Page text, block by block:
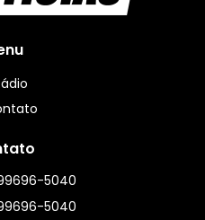
5040
5040